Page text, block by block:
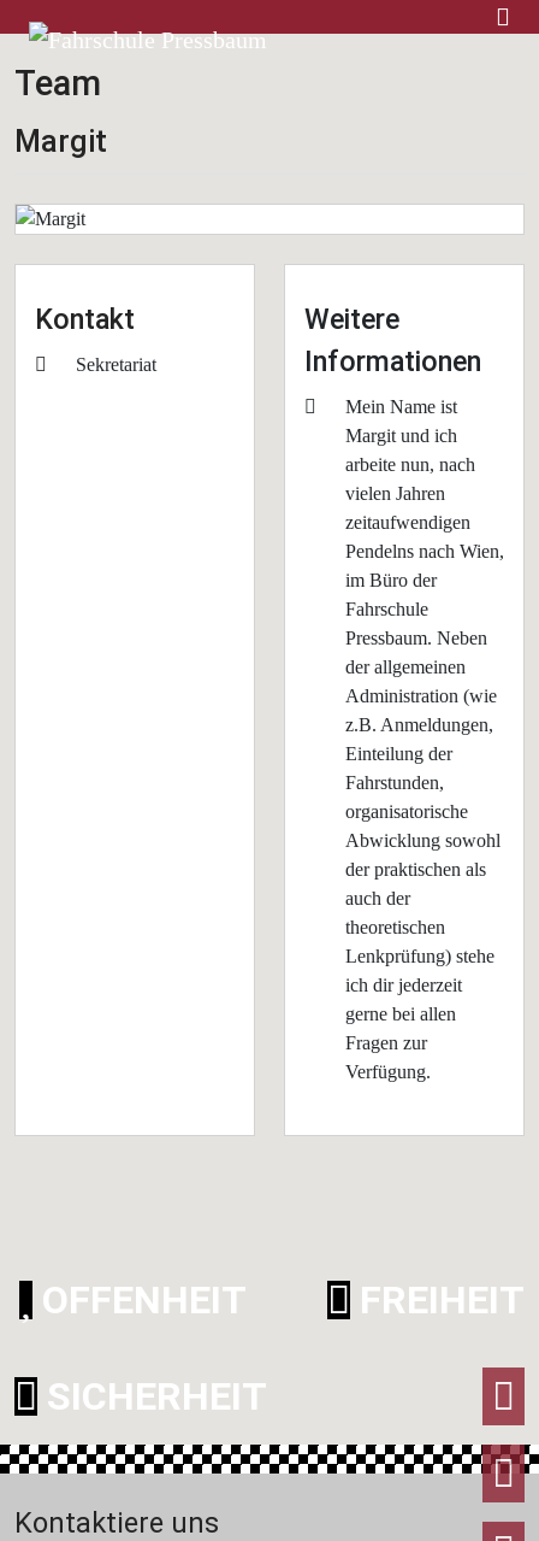
Home
Team
Margit
Kontakt
Position
Sekretariat
Weitere
Informationen
Weitere Informationen
Mein Name ist
Margit und ich
arbeite nun, nach
vielen Jahren
zeitaufwendigen
Pendelns nach Wien,
im Büro der
Fahrschule
Pressbaum. Neben
der allgemeinen
Administration (wie
z.B. Anmeldungen,
Einteilung der
Fahrstunden,
organisatorische
Abwicklung sowohl
der praktischen als
auch der
theoretischen
Lenkprüfung) stehe
ich dir jederzeit
gerne bei allen
Fragen zur
Verfügung.
OFFENHEIT FREIHEIT
SICHERHEIT
Kontaktiere uns